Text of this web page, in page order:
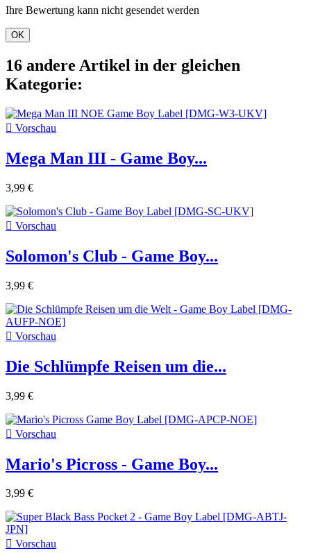
Ihre Bewertung kann nicht gesendet werden
OK
16 andere Artikel in der gleichen
Kategorie:
 Vorschau
Mega Man III - Game Boy...
3,99 €
 Vorschau
Solomon's Club - Game Boy...
3,99 €
 Vorschau
Die Schlümpfe Reisen um die...
3,99 €
 Vorschau
Mario's Picross - Game Boy...
3,99 €
 Vorschau